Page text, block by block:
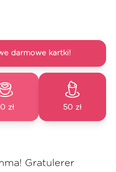
darmowe kartki!
zł 50 zł
Gratulerer